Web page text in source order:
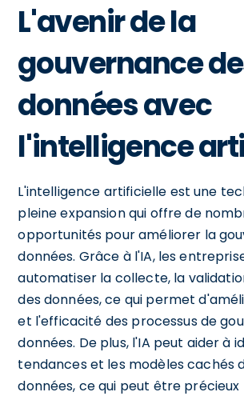
L'avenir de la
gouvernance
données avec
l'intelligence
L'intelligence artificielle est une
pleine expansion qui offre de
opportunités pour améliorer la
données. Grâce à l'IA, les
automatiser la collecte, la
des données, ce qui permet
et l'efficacité des processus de
données. De plus, l'IA peut aider à
tendances et les modèles cachés
données, ce qui peut être